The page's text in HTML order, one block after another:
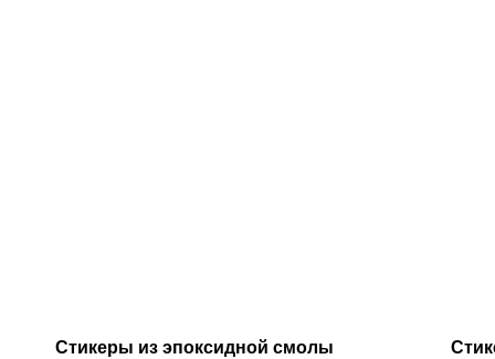
Стикеры из эпоксидной смолы